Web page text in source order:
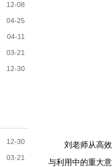
12-08
04-25
04-11
03-21
12-30
12-30
03-21
刘 老师从高
与利用中的重大